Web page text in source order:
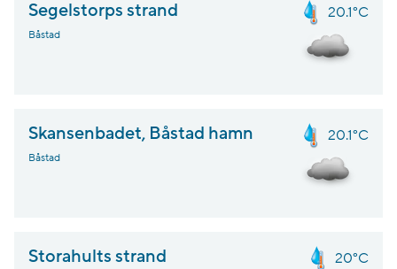
Segelstorps strand
Båstad
20.1°C
Skansenbadet, Båstad hamn
Båstad
20.1°C
Storahults strand 20°C